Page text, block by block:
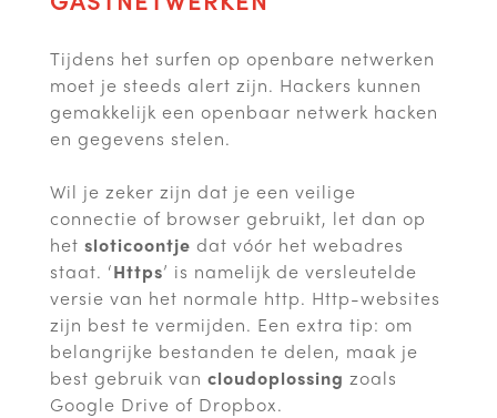
Tijdens het surfen op openbare netwerken
moet je steeds alert zijn. Hackers kunnen
gemakkelijk een openbaar netwerk hacken
en gegevens stelen.
Wil je zeker zijn dat je een veilige
connectie of browser gebruikt, let dan op
het sloticoontje dat vóór het webadres
staat. ‘Https’ is namelijk de versleutelde
versie van het normale http. Http-websites
zijn best te vermijden. Een extra tip: om
belangrijke bestanden te delen, maak je
best gebruik van cloudoplossing zoals
Google Drive of Dropbox.